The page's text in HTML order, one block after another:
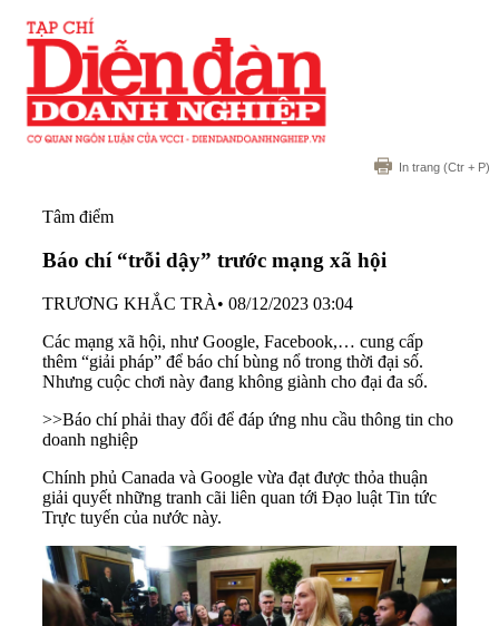
In trang (Ctr + P)
Tâm điểm
Báo chí “trỗi dậy” trước mạng xã hội
TRƯƠNG KHẮC TRÀ• 08/12/2023 03:04
Các mạng xã hội, như Google, Facebook,… cung cấp
thêm “giải pháp” để báo chí bùng nổ trong thời đại số.
Nhưng cuộc chơi này đang không giành cho đại đa số.
>>Báo chí phải thay đổi để đáp ứng nhu cầu thông tin cho
doanh nghiệp
Chính phủ Canada và Google vừa đạt được thỏa thuận
giải quyết những tranh cãi liên quan tới Đạo luật Tin tức
Trực tuyến của nước này.